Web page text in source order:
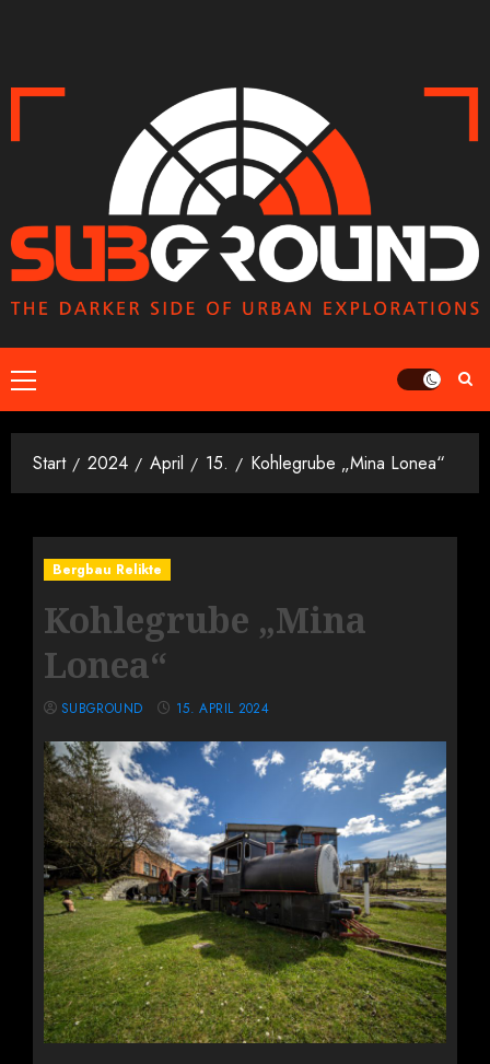
Primäres
Menü
Start 2024 April 15. Kohlegrube „Mina Lonea“
Bergbau Relikte
Kohlegrube „Mina
Lonea“
SUBGROUND 15. APRIL 2024